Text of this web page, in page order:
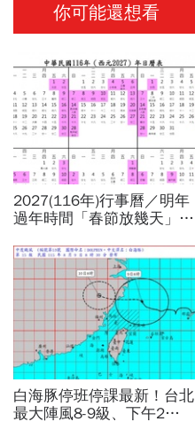
你可能還想看
2027(116年)行事曆／明年
過年時間「春節放幾天」、
天以上有9個：請假懶人包
白海豚停班停課最新！台北
最大陣風8-9級、下午2點